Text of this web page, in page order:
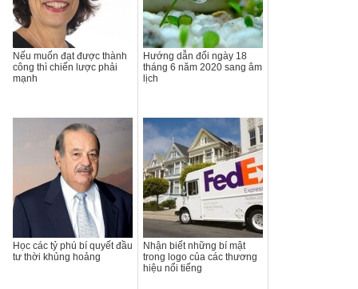
Nếu muốn đạt được thành
công thì chiến lược phải
mạnh
Hướng dẫn đổi ngày 18
tháng 6 năm 2020 sang âm
lịch
Học các tỷ phú bí quyết đầu
tư thời khủng hoảng
Nhận biết những bí mật
trong logo của các thương
hiệu nổi tiếng